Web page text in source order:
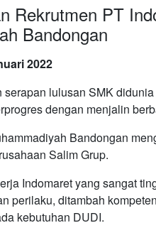
Rekrutmen PT
Bandongan
2022
serapan lulusan SMK
dengan menjalin
Bandongan
Salim Grup.
Indomaret yang sangat
perilaku, ditambah
kebutuhan DUDI.